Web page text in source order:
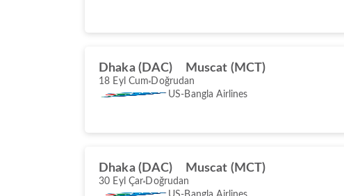
Dhaka (DAC) Muscat (MCT)
18 Eyl Cum Doğrudan
US-Bangla Airlines
Dhaka (DAC) Muscat (MCT)
30 Eyl Çar Doğrudan